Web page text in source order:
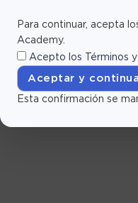
Para continuar, acepta
Academy.
Acepto los
Términos
Aceptar y
Esta confirmación se